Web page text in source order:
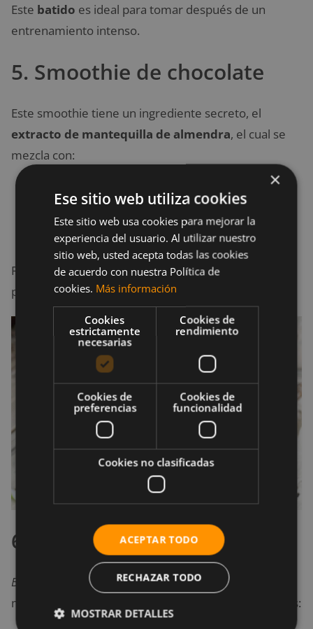
Este batido es ideal para tomar después de un
entrenamiento intenso.
5. Smoothie de chocolate
Este smoothie tiene un ingrediente secreto, el
extracto de mantequilla de almendra, el cual se
mezcla con:
Cacao en polvo.
Polvo de chocolate.
Realmente su sabor te dejará encantado. Puede ser
para tu desayuno o postre.
6. Smoothie Butterfinger
Butterfinger
es una barra de chocolate crujiente de
mantequilla de maní. Para este smoothie necesitarás:
×
Ese sitio web utiliza cookies
Este sitio web usa cookies para mejorar la
experiencia del usuario. Al utilizar nuestro
sitio web, usted acepta todas las cookies
de acuerdo con nuestra Política de
cookies. Más información
Cookies
estrictamente
necesarias
Cookies de
rendimiento
Cookies de
preferencias
Cookies de
funcionalidad
Cookies no clasificadas
ACEPTAR TODO
RECHAZAR TODO
MOSTRAR DETALLES